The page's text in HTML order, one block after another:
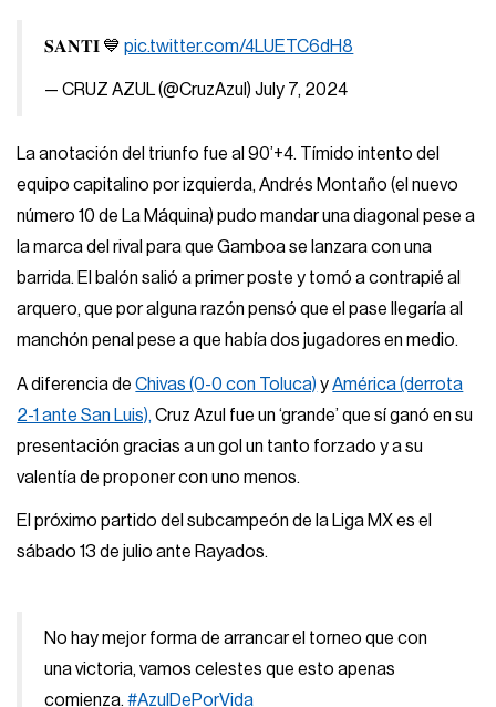
𝐒𝐀𝐍𝐓𝚰 💙pic.twitter.com/4LUETC6dH8
— CRUZ AZUL (@CruzAzul)July 7, 2024
La anotación del triunfo fue al 90’+4. Tímido intento del
equipo capitalino por izquierda, Andrés Montaño (el nuevo
número 10 de La Máquina) pudo mandar una diagonal pese a
la marca del rival para que Gamboa se lanzara con una
barrida. El balón salió a primer poste y tomó a contrapié al
arquero, que por alguna razón pensó que el pase llegaría al
manchón penal pese a que había dos jugadores en medio.
A diferencia deChivas (0-0 con Toluca) yAmérica (derrota
2-1 ante San Luis), Cruz Azul fue un ‘grande’ que sí ganó en su
presentación gracias a un gol un tanto forzado y a su
valentía de proponer con uno menos.
El próximo partido del subcampeón de la Liga MX es el
sábado 13 de julio ante Rayados.
No hay mejor forma de arrancar el torneo que con
una victoria, vamos celestes que esto apenas
comienza.#AzulDePorVida